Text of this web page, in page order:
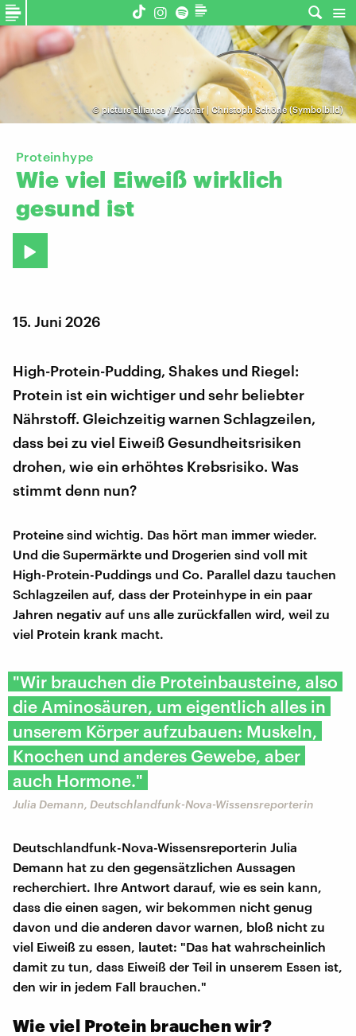
© picture alliance / Zoonar | Christoph Schöne (Symbolbild)
Proteinhype
Wie viel Eiweiß wirklich
gesund ist
15. Juni 2026
High-Protein-Pudding, Shakes und Riegel:
Protein ist ein wichtiger und sehr beliebter
Nährstoff. Gleichzeitig warnen Schlagzeilen,
dass bei zu viel Eiweiß Gesundheitsrisiken
drohen, wie ein erhöhtes Krebsrisiko. Was
stimmt denn nun?
Proteine sind wichtig. Das hört man immer wieder.
Und die Supermärkte und Drogerien sind voll mit
High-Protein-Puddings und Co. Parallel dazu tauchen
Schlagzeilen auf, dass der Proteinhype in ein paar
Jahren negativ auf uns alle zurückfallen wird, weil zu
viel Protein krank macht.
"Wir brauchen die Proteinbausteine, also
die Aminosäuren, um eigentlich alles in
unserem Körper aufzubauen: Muskeln,
Knochen und anderes Gewebe, aber
auch Hormone."
Julia Demann, Deutschlandfunk-Nova-Wissensreporterin
Deutschlandfunk-Nova-Wissensreporterin Julia
Demann hat zu den gegensätzlichen Aussagen
recherchiert. Ihre Antwort darauf, wie es sein kann,
dass die einen sagen, wir bekommen nicht genug
davon und die anderen davor warnen, bloß nicht zu
viel Eiweiß zu essen, lautet: "Das hat wahrscheinlich
damit zu tun, dass Eiweiß der Teil in unserem Essen ist,
den wir in jedem Fall brauchen."
Wie viel Protein brauchen wir?